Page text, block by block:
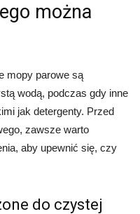
można
mopy parowe są
wodą, podczas gdy inne
jak detergenty. Przed
zawsze warto
aby upewnić się, czy
do czystej